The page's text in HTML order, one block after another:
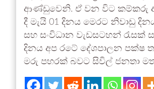
ආණ්ඩුවෙනි. ඒ වන විට කම්කරු
දී මැයි 01 දිනය මෙරට නිවාඩු
සහ සංවිධාන වැඩසටහන් රැසක්
දිනය අප රටේ දේශපාලන පක්ෂ
මරු පහරක් බවට සිවිල් ජනතා